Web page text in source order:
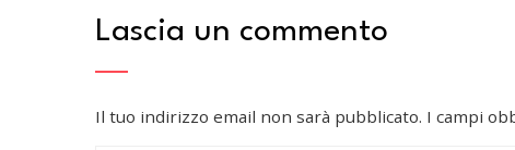
Lascia un commento
Il tuo indirizzo email non sarà pubblicato. I campi